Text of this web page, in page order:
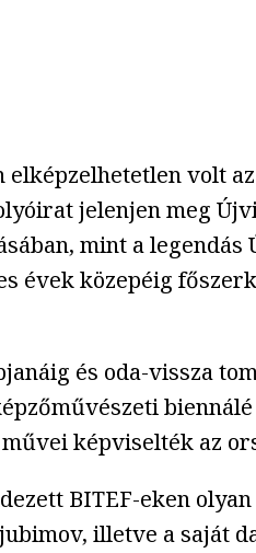
volt
jelenjen meg
mint a legendás
évek közepéig
és oda-vissza
képviselték az
BITEF-eken
illetve a saját